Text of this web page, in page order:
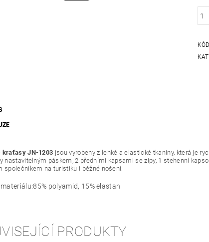
kraťasy JN-1203 jsou vyrobeny z lehké a elastické tkaniny, která je
nastavitelným páskem, 2 předními kapsami se zipy, 1 stehenní
společníkem na turistiku i běžné nošení.
85% polyamid, 15% elastan
PRODUKTY